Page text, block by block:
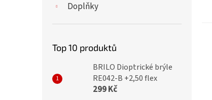
Doplňky
Top 10 produktů
BRILO Dioptrické brýle
RE042-B +2,50 flex
299 Kč